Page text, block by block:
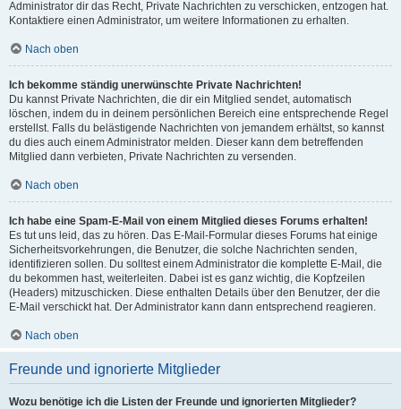
Administrator dir das Recht, Private Nachrichten zu verschicken, entzogen hat.
Kontaktiere einen Administrator, um weitere Informationen zu erhalten.
Nach oben
Ich bekomme ständig unerwünschte Private Nachrichten!
Du kannst Private Nachrichten, die dir ein Mitglied sendet, automatisch
löschen, indem du in deinem persönlichen Bereich eine entsprechende Regel
erstellst. Falls du belästigende Nachrichten von jemandem erhältst, so kannst
du dies auch einem Administrator melden. Dieser kann dem betreffenden
Mitglied dann verbieten, Private Nachrichten zu versenden.
Nach oben
Ich habe eine Spam-E-Mail von einem Mitglied dieses Forums erhalten!
Es tut uns leid, das zu hören. Das E-Mail-Formular dieses Forums hat einige
Sicherheitsvorkehrungen, die Benutzer, die solche Nachrichten senden,
identifizieren sollen. Du solltest einem Administrator die komplette E-Mail, die
du bekommen hast, weiterleiten. Dabei ist es ganz wichtig, die Kopfzeilen
(Headers) mitzuschicken. Diese enthalten Details über den Benutzer, der die
E-Mail verschickt hat. Der Administrator kann dann entsprechend reagieren.
Nach oben
Freunde und ignorierte Mitglieder
Wozu benötige ich die Listen der Freunde und ignorierten Mitglieder?